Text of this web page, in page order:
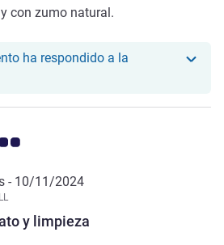
con zumo natural.
ha respondido a la
y limpieza
de Avis 5.0/5
- 10/11/2024